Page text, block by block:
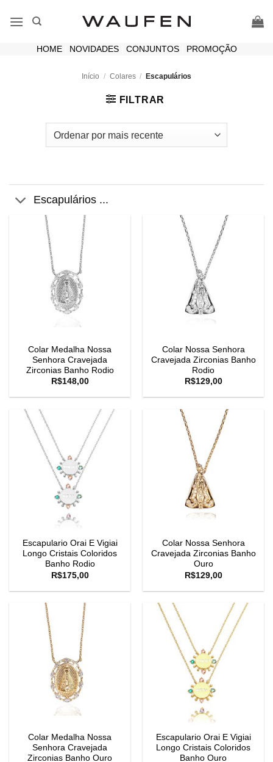
HOME| NOVIDADES| CONJUNTOS| PROMOÇÃO
Início / Colares / Escapulários
FILTRAR
Escapulários ...
Colar Medalha Nossa
Senhora Cravejada
Zirconias Banho Rodio
R$148,00
Colar Nossa Senhora
Cravejada Zirconias Banho
Rodio
R$129,00
Escapulario Orai E Vigiai
Longo Cristais Coloridos
Banho Rodio
R$175,00
Colar Nossa Senhora
Cravejada Zirconias Banho
Ouro
R$129,00
Colar Medalha Nossa
Senhora Cravejada
Zirconias Banho Ouro
Escapulario Orai E Vigiai
Longo Cristais Coloridos
Banho Ouro